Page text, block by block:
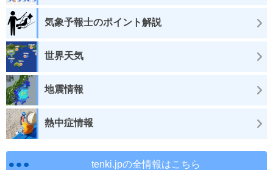
気象予報士のポイント解説
世界天気
地震情報
熱中症情報
tenki.jpの全情報はこちら